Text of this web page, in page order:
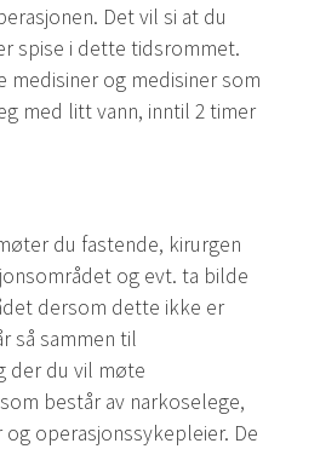
Det vil si at du
spise i dette tidsrommet.
medisiner og medisiner som
med litt vann, inntil 2 timer
du fastende, kirurgen
og evt. ta bilde
dersom dette ikke er
så sammen til
der du vil møte
består av narkoselege,
operasjonssykepleier. De